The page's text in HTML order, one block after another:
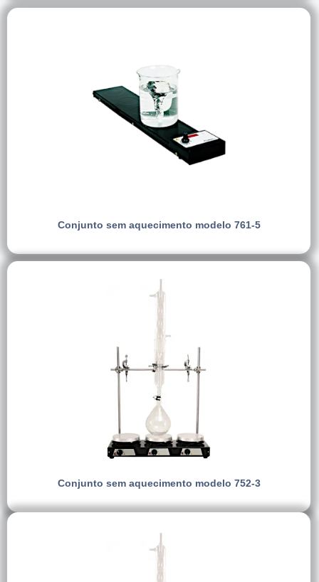
Conjunto sem aquecimento modelo 761-5
Conjunto sem aquecimento modelo 752-3